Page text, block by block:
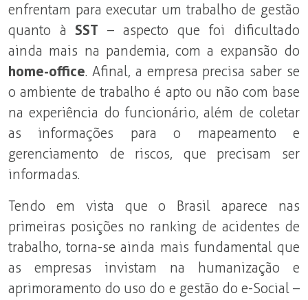
enfrentam para executar um trabalho de gestão
quanto àSST – aspecto que foi dificultado
ainda mais na pandemia, com a expansão do
home-office. Afinal, a empresa precisa saber se
o ambiente de trabalho é apto ou não com base
na experiência do funcionário, além de coletar
as informações para o mapeamento e
gerenciamento de riscos, que precisam ser
informadas.
Tendo em vista que o Brasil aparece nas
primeiras posições no ranking de acidentes de
trabalho, torna-se ainda mais fundamental que
as empresas invistam na humanização e
aprimoramento do uso do e gestão do e-Social –